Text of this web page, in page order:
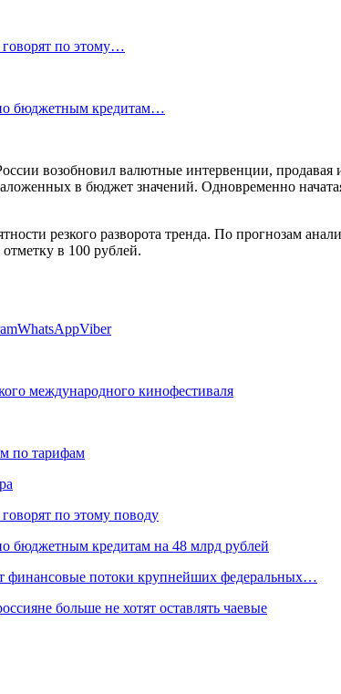
по этому…
бюджетным кредитам…
возобновил валютные интервенции,
в бюджет значений. Одновременно
резкого разворота тренда. По прогнозам
в 100 рублей.
WhatsAppViber
международного кинофестиваля
по тарифам
по этому поводу
бюджетным кредитам на 48 млрд рублей
финансовые потоки крупнейших федеральных…
больше не хотят оставлять чаевые